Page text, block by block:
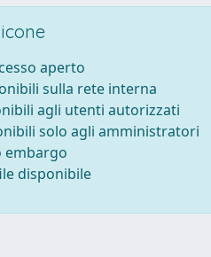
aperto
sulla rete interna
agli utenti autorizzati
solo agli amministratori
embargo
disponibile